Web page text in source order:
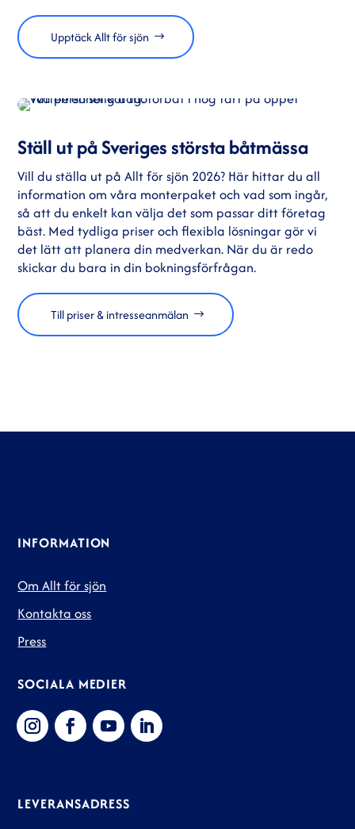
Upptäck Allt för sjön
Ställ ut på Sveriges största båtmässa
Vill du ställa ut på Allt för sjön 2026? Här hittar du all
information om våra monterpaket och vad som ingår,
så att du enkelt kan välja det som passar ditt företag
bäst. Med tydliga priser och flexibla lösningar gör vi
det lätt att planera din medverkan. När du är redo
skickar du bara in din bokningsförfrågan.
Till priser & intresseanmälan
INFORMATION
Om Allt för sjön
Kontakta oss
Press
SOCIALA MEDIER
LEVERANSADRESS